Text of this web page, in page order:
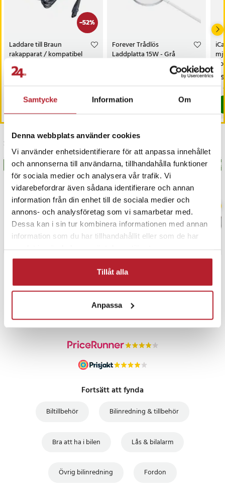
Samtycke Information Om
Denna webbplats använder cookies
Vi använder enhetsidentifierare för att anpassa innehållet
och annonserna till användarna, tillhandahålla funktioner
för sociala medier och analysera vår trafik. Vi
vidarebefordrar även sådana identifierare och annan
information från din enhet till de sociala medier och
annons- och analysföretag som vi samarbetar med.
Dessa kan i sin tur kombinera informationen med annan
information som du har tillhandahållit eller som de har
Tillåt alla
Anpassa
-52%
Laddare till Braun
rakapparat / kompatibel
12 V adapter /
ersättningsladdare för Braun
Nuvarande pris
149 kr
Köp
Forever Trådlös
Laddplatta 15W - Grå
Just nu har vi bara 3 kvar av denna
Senast besökta
BÄSTSÄLJARE BÄSTSÄLJARE
PRISGARANTI
UTFÖRSÄLJNING
Fortsätt att fynda
Biltillbehör Bilinredning & tillbehör
Bra att ha i bilen Lås & bilalarm
Övrig bilinredning Fordon